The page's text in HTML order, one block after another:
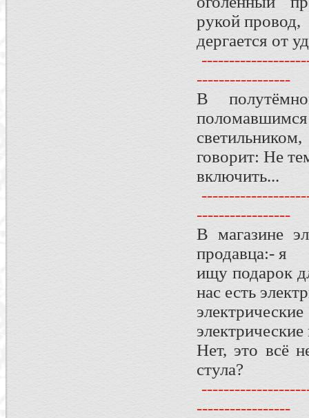
рукой провод,
дергается от
-----------------
В
поломавшимся
говорит: Не
включить...
-----------------
В магазине
продавца:- я
ищу подарок
нас есть
Нет, это всё
стула?
-----------------